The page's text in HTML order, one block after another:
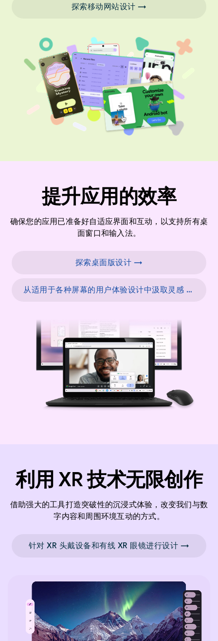
探索移动网站设计 →
提升应用的效率
确保您的应用已准备好自适应界面和互动，以支持所有桌
面窗口和输入法。
探索桌面版设计 →
从适用于各种屏幕的用户体验设计中汲取灵感 →
利用 XR 技术无限创作
借助强大的工具打造突破性的沉浸式体验，改变我们与数
字内容和周围环境互动的方式。
针对 XR 头戴设备和有线 XR 眼镜进行设计 →